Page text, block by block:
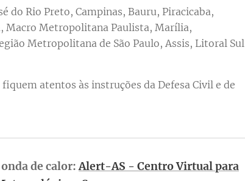
do Rio Preto, Campinas, Bauru, Piracicaba,
Macro Metropolitana Paulista, Marília,
Metropolitana de São Paulo, Assis, Litoral Sul
atentos às instruções da Defesa Civil e de
onda de calor:Alert-AS - Centro Virtual para